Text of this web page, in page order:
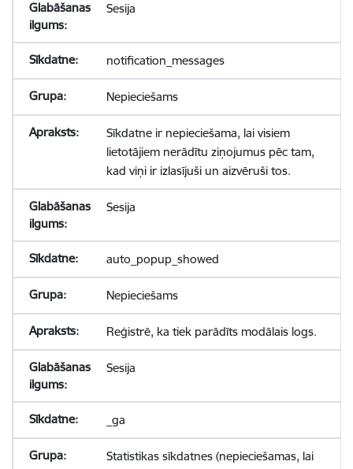
Sesija
notification_messages
Nepieciešams
Sīkdatne ir nepieciešama, lai visiem
lietotājiem nerādītu ziņojumus pēc tam,
kad viņi ir izlasījuši un aizvēruši tos.
Sesija
auto_popup_showed
Nepieciešams
Reģistrē, ka tiek parādīts modālais logs.
Sesija
_ga
Statistikas sīkdatnes (nepieciešamas, lai